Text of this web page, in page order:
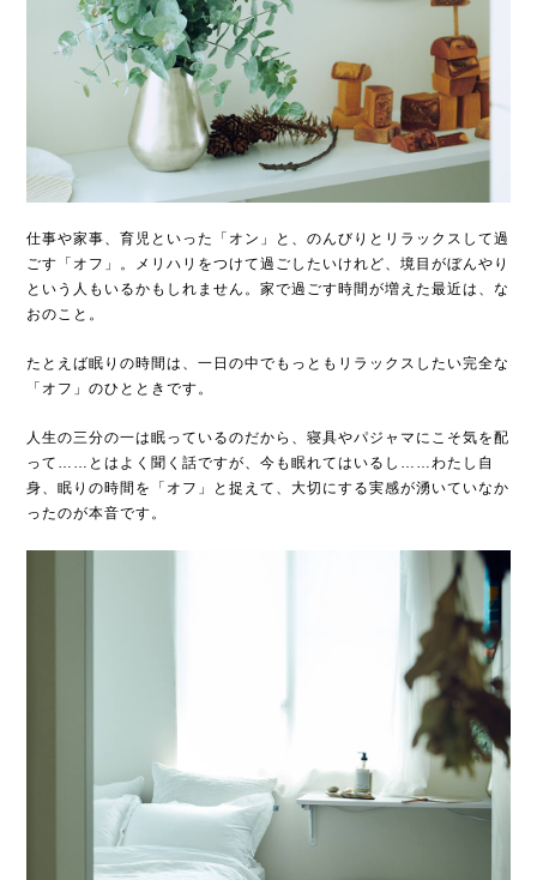
仕事や家事、育児といった「オン」と、のんびりとリラックスして過
ごす「オフ」。メリハリをつけて過ごしたいけれど、境目がぼんやり
という人もいるかもしれません。家で過ごす時間が増えた最近は、な
おのこと。
たとえば眠りの時間は、一日の中でもっともリラックスしたい完全な
「オフ」のひとときです。
人生の三分の一は眠っているのだから、寝具やパジャマにこそ気を配
って……とはよく聞く話ですが、今も眠れてはいるし……わたし自
身、眠りの時間を「オフ」と捉えて、大切にする実感が湧いていなか
ったのが本音です。